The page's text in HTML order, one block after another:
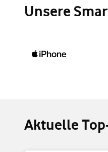
Unsere
Aktuelle